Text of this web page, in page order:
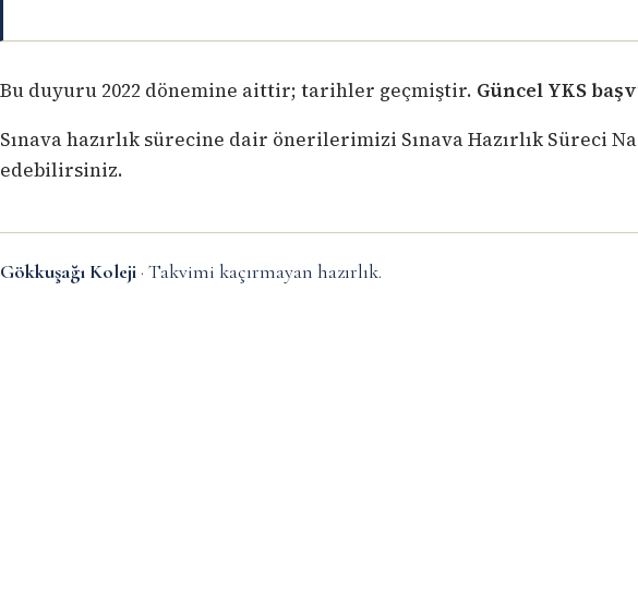
Bu duyuru 2022 dönemine aittir; tarihler geçmiştir. Güncel YKS
Sınava hazırlık sürecine dair önerilerimizi Sınava Hazırlık Süreci
edebilirsiniz.
Gökkuşağı Koleji · Takvimi kaçırmayan hazırlık.